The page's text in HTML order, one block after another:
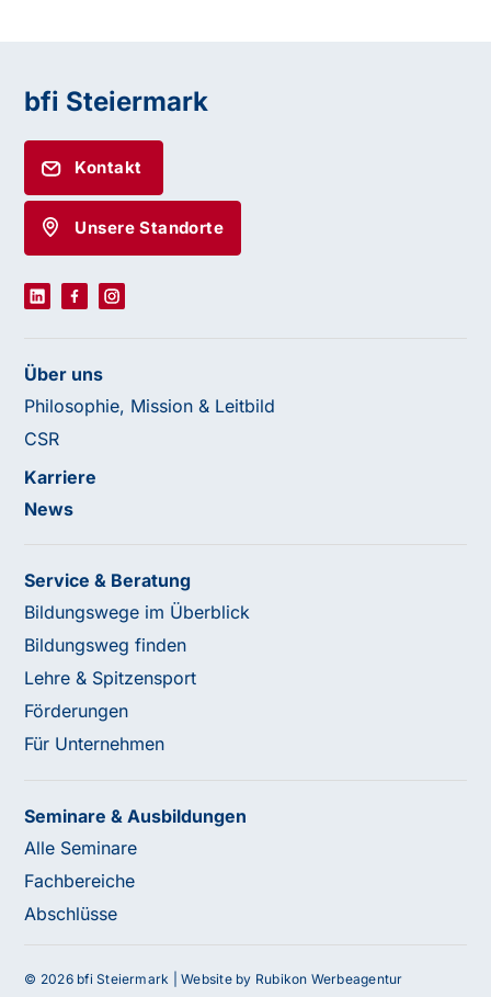
bfi Steiermark
Kontakt
Unsere Standorte
Über uns
Philosophie, Mission & Leitbild
CSR
Karriere
News
Service & Beratung
Bildungswege im Überblick
Bildungsweg finden
Lehre & Spitzensport
Förderungen
Für Unternehmen
Seminare & Ausbildungen
Alle Seminare
Fachbereiche
Abschlüsse
© 2026 bfi Steiermark |Website by Rubikon Werbeagentur